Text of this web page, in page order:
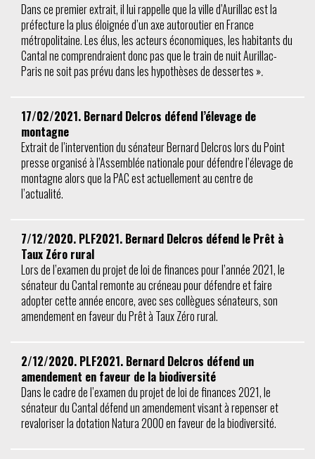
Dans ce premier extrait, il lui rappelle que la ville d’Aurillac est la
préfecture la plus éloignée d’un axe autoroutier en France
métropolitaine. Les élus, les acteurs économiques, les habitants du
Cantal ne comprendraient donc pas que le train de nuit Aurillac-
Paris ne soit pas prévu dans les hypothèses de dessertes ».
17/02/2021. Bernard Delcros défend l’élevage de
montagne
Extrait de l’intervention du sénateur Bernard Delcros lors du Point
presse organisé à l’Assemblée nationale pour défendre l’élevage de
montagne alors que la PAC est actuellement au centre de
l’actualité.
7/12/2020. PLF2021. Bernard Delcros défend le Prêt à
Taux Zéro rural
Lors de l’examen du projet de loi de finances pour l’année 2021, le
sénateur du Cantal remonte au créneau pour défendre et faire
adopter cette année encore, avec ses collègues sénateurs, son
amendement en faveur du Prêt à Taux Zéro rural.
2/12/2020. PLF2021. Bernard Delcros défend un
amendement en faveur de la biodiversité
Dans le cadre de l’examen du projet de loi de finances 2021, le
sénateur du Cantal défend un amendement visant à repenser et
revaloriser la dotation Natura 2000 en faveur de la biodiversité.